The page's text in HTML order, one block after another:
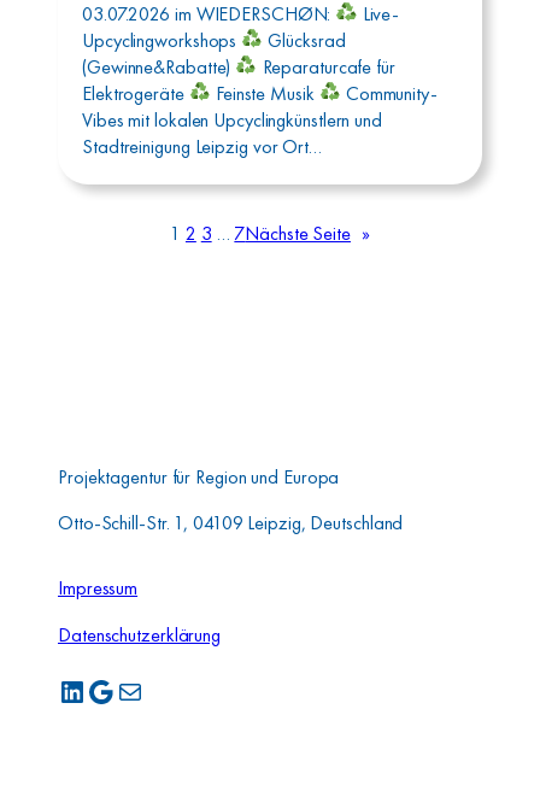
03.07.2026 im WIEDERSCHØN:
Live-
Upcyclingworkshops
Glücksrad
(Gewinne&Rabatte)
Reparaturcafe für
Elektrogeräte
Feinste Musik
Community-
Vibes mit lokalen Upcyclingkünstlern und
Stadtreinigung Leipzig vor Ort…
1 2 3 … 7Nächste Seite »
Projektagentur für Region und Europa
Otto-Schill-Str. 1, 04109 Leipzig, Deutschland
Impressum
Datenschutzerklärung
LinkedIn Google E-Mail